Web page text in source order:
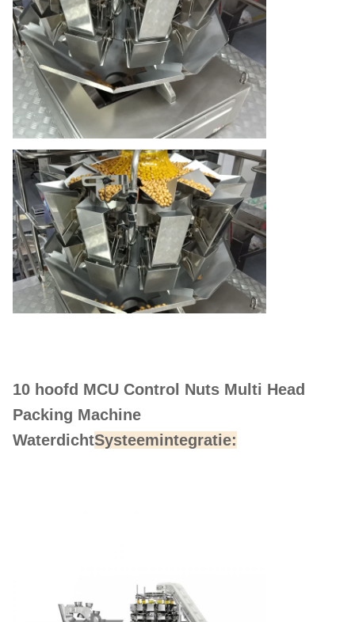
10 hoofd MCU Control Nuts Multi Head
Packing Machine
WaterdichtSysteemintegratie: